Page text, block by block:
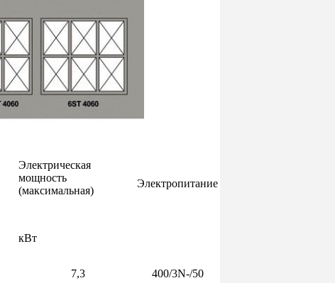
Электрическая
мощность
(максимальная)
Электропитание
кВт
7,3 400/3N-/50